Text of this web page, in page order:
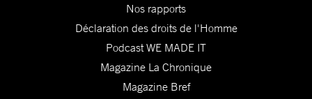
Nos rapports
Déclaration des droits de l'Homme
Podcast WE MADE IT
Magazine La Chronique
Magazine Bref